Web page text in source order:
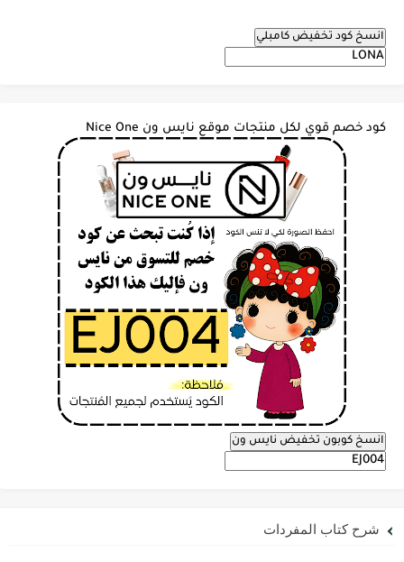
انسخ كود تخفيض كامبلي
كود خصم قوي لكل منتجات موقع نايس ون Nice One
انسخ كوبون تخفيض نايس ون
شرح كتاب المفردات